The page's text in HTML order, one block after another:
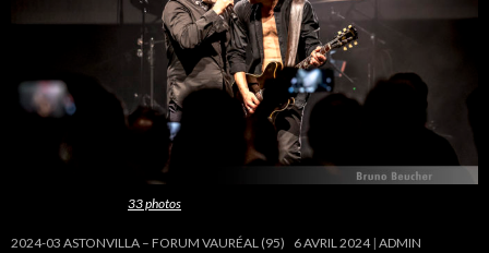
33 photos
2024-03 ASTONVILLA – FORUM VAURÉAL (95) 6 AVRIL 2024 ADMIN